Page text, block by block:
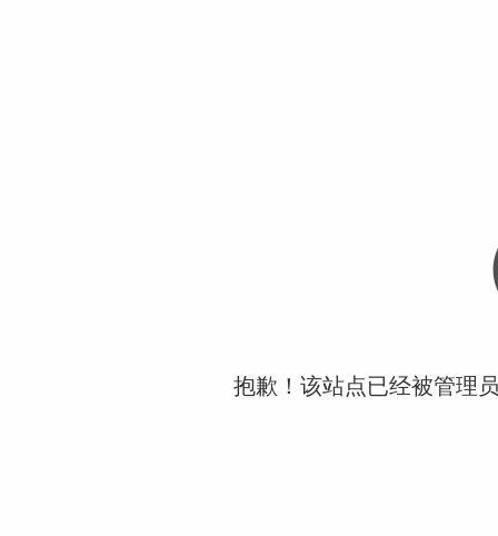
抱歉！该站点已经被管理